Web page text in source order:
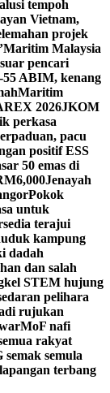
tempoh
Vietnam,
projek
Maritim Malaysia
pencari
55 ABIM, kenang
Maritim
2026JKOM
perkasa
pacu
positif ESS
50 emas di
Jenayah
Pokok
untuk
terajui
kampung
dadah
dan salah
STEM hujung
pelihara
rujukan
MoF nafi
rakyat
semula
terbang